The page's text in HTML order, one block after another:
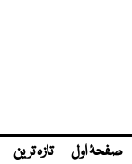
صفحۂ اول تازہ ترین